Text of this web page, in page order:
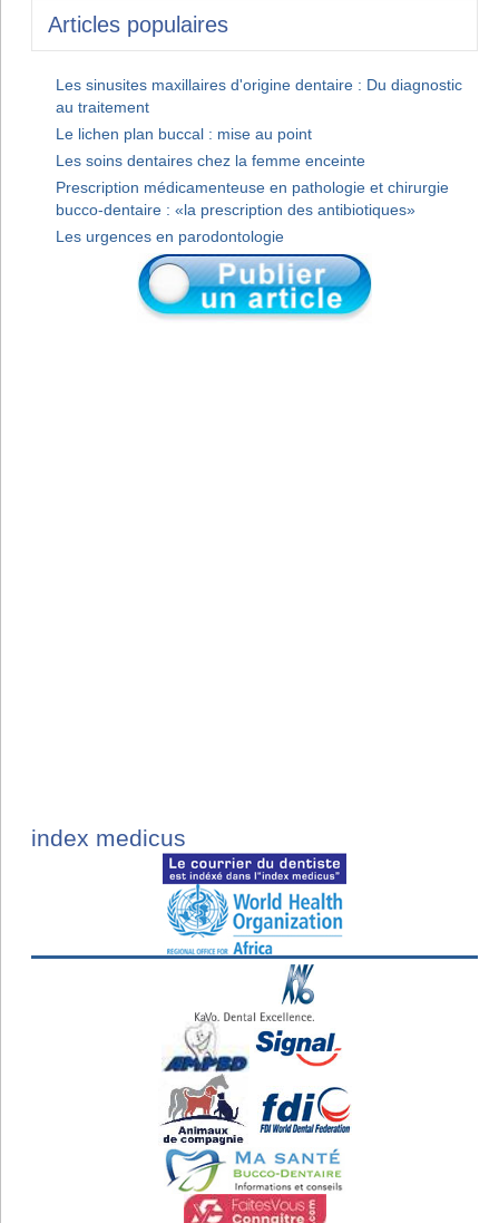
Articles populaires
Les sinusites maxillaires d'origine dentaire : Du diagnostic
au traitement
Le lichen plan buccal : mise au point
Les soins dentaires chez la femme enceinte
Prescription médicamenteuse en pathologie et chirurgie
bucco-dentaire : «la prescription des antibiotiques»
Les urgences en parodontologie
index medicus